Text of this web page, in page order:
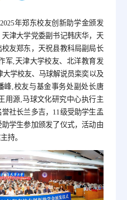
年郑东校友创新助学金颁发
津大学党委副书记韩庆华，天
友郑东，天祝县教科局副局长
军,天津大学校友、北洋教育发
学校友、马球解说员栾奕以及
峰,校友与基金事务处副处长唐
用源,马球文化研究中心执行主
社长兰多吉，11级受助学生孟
学生参加颁发了仪式，活动由
持。